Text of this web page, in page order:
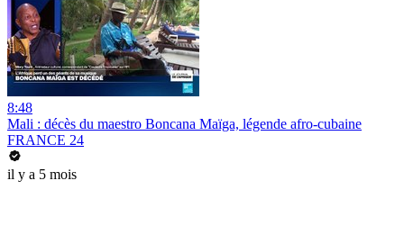
8:48
Mali : décès du maestro Boncana Maïga, légende afro-cubaine
FRANCE 24
il y a 5 mois